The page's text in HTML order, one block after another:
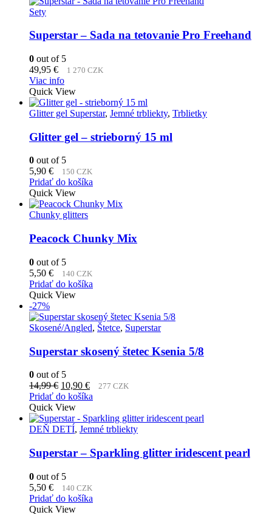
Sety
Superstar – Sada na tetovanie Pro Freehand
0 out of 5
49,95 € 1 270 CZK
Viac info
Quick View
Glitter gel Superstar, Jemné trbliekty, Trblietky
Glitter gel – strieborný 15 ml
0 out of 5
5,90 € 150 CZK
Pridať do košíka
Quick View
Chunky glitters
Peacock Chunky Mix
0 out of 5
5,50 € 140 CZK
Pridať do košíka
Quick View
-27%
Skosené/Angled, Štetce, Superstar
Superstar skosený štetec Ksenia 5/8
0 out of 5
14,99€ Pôvodná
cena
bola:
14,99 €.
10,90 €Aktuálna
cena
10,90 €.
277 CZK
Pridať do košíka
Quick View
DEŇ DETÍ, Jemné trbliekty
Superstar – Sparkling glitter iridescent pearl
0 out of 5
5,50 € 140 CZK
Pridať do košíka
Quick View